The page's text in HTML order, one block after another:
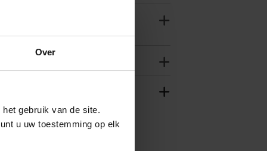
Over
gebruik van de site.
u uw toestemming op elk